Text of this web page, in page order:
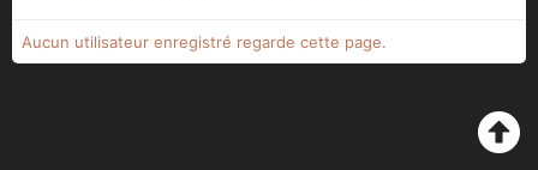
Aucun utilisateur enregistré regarde cette page.